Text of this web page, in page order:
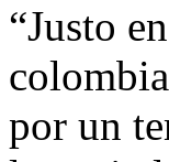
“Justo
por un